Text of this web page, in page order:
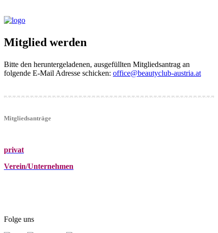
Mitglied werden
Bitte den heruntergeladenen, ausgefüllten Mitgliedsantrag an
folgende E-Mail Adresse schicken: office@beautyclub-austria.at
Mitgliedsanträge
privat
Verein/Unternehmen
Folge uns